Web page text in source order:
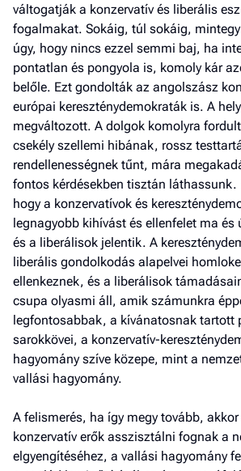
váltogatják a konzervatív és liberális
fogalmakat. Sokáig, túl sokáig,
úgy, hogy nincs ezzel semmi baj, ha
pontatlan és pongyola is, komoly kár
belőle. Ezt gondolták az angolszász
európai kereszténydemokraták is. A
megváltozott. A dolgok komolyra
csekély szellemi hibának, rossz
rendellenességnek tűnt, mára
fontos kérdésekben tisztán láthassunk.
hogy a konzervatívok és
legnagyobb kihívást és ellenfelet ma
és a liberálisok jelentik. A
liberális gondolkodás alapelvei
ellenkeznek, és a liberálisok
csupa olyasmi áll, amik számunkra
legfontosabbak, a kívánatosnak tartott
sarokkövei, a konzervatív-
hagyomány szíve közepe, mint a
vallási hagyomány.
A felismerés, ha így megy tovább,
konzervatív erők asszisztálni fognak a
elgyengítéséhez, a vallási hagyomány